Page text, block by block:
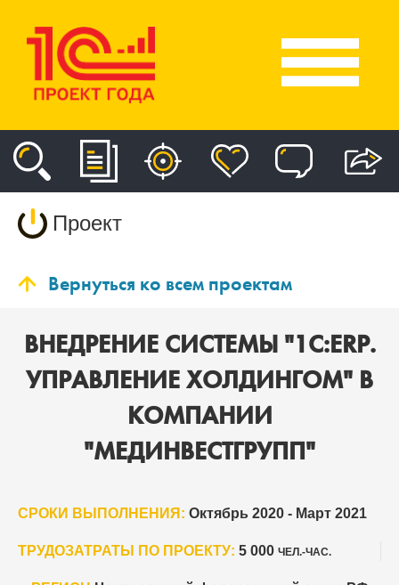
Проект
Вернуться ко всем проектам
ВНЕДРЕНИЕ СИСТЕМЫ "1С:ERP.
УПРАВЛЕНИЕ ХОЛДИНГОМ" В
КОМПАНИИ
"МЕДИНВЕСТГРУПП"
СРОКИ ВЫПОЛНЕНИЯ: Октябрь 2020 - Март 2021
ТРУДОЗАТРАТЫ ПО ПРОЕКТУ: 5 000 ЧЕЛ.-ЧАС.